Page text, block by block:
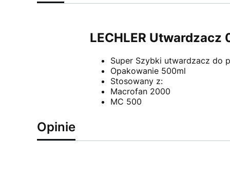
LECHLER Utwardzacz
Super Szybki utwardzacz do
Opakowanie 500ml
Stosowany z:
Macrofan 2000
MC 500
Opinie